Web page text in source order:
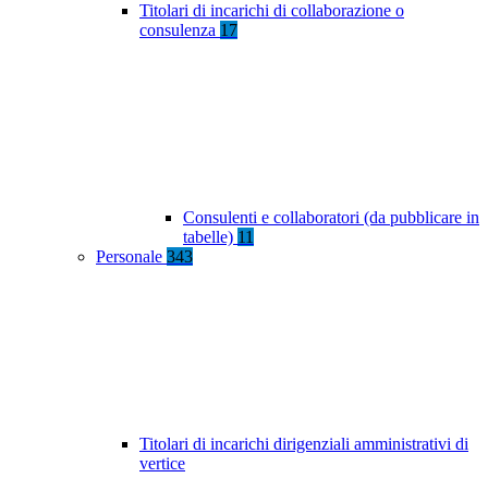
Titolari di incarichi di collaborazione o
consulenza 17
Consulenti e collaboratori (da pubblicare in
tabelle) 11
Personale 343
Titolari di incarichi dirigenziali amministrativi di
vertice